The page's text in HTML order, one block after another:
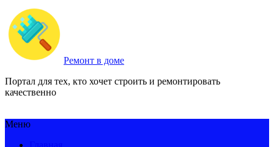
Ремонт в доме
Портал для тех, кто хочет строить и ремонтировать
качественно
Меню